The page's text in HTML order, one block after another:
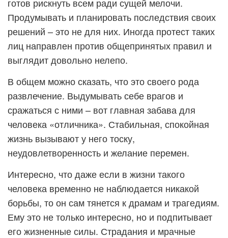
Продумывать и планировать последствия своих
решений – это не для них. Иногда протест таких
лиц направлен против общепринятых правил и
выглядит довольно нелепо.
В общем можно сказать, что это своего рода
развлечение. Выдумывать себе врагов и
сражаться с ними – вот главная забава для
человека «отличника». Стабильная, спокойная
жизнь вызывают у него тоску,
неудовлетворенность и желание перемен.
Интересно, что даже если в жизни такого
человека временно не наблюдается никакой
борьбы, то он сам тянется к драмам и трагедиям.
Ему это не только интересно, но и подпитывает
его жизненные силы. Страдания и мрачные